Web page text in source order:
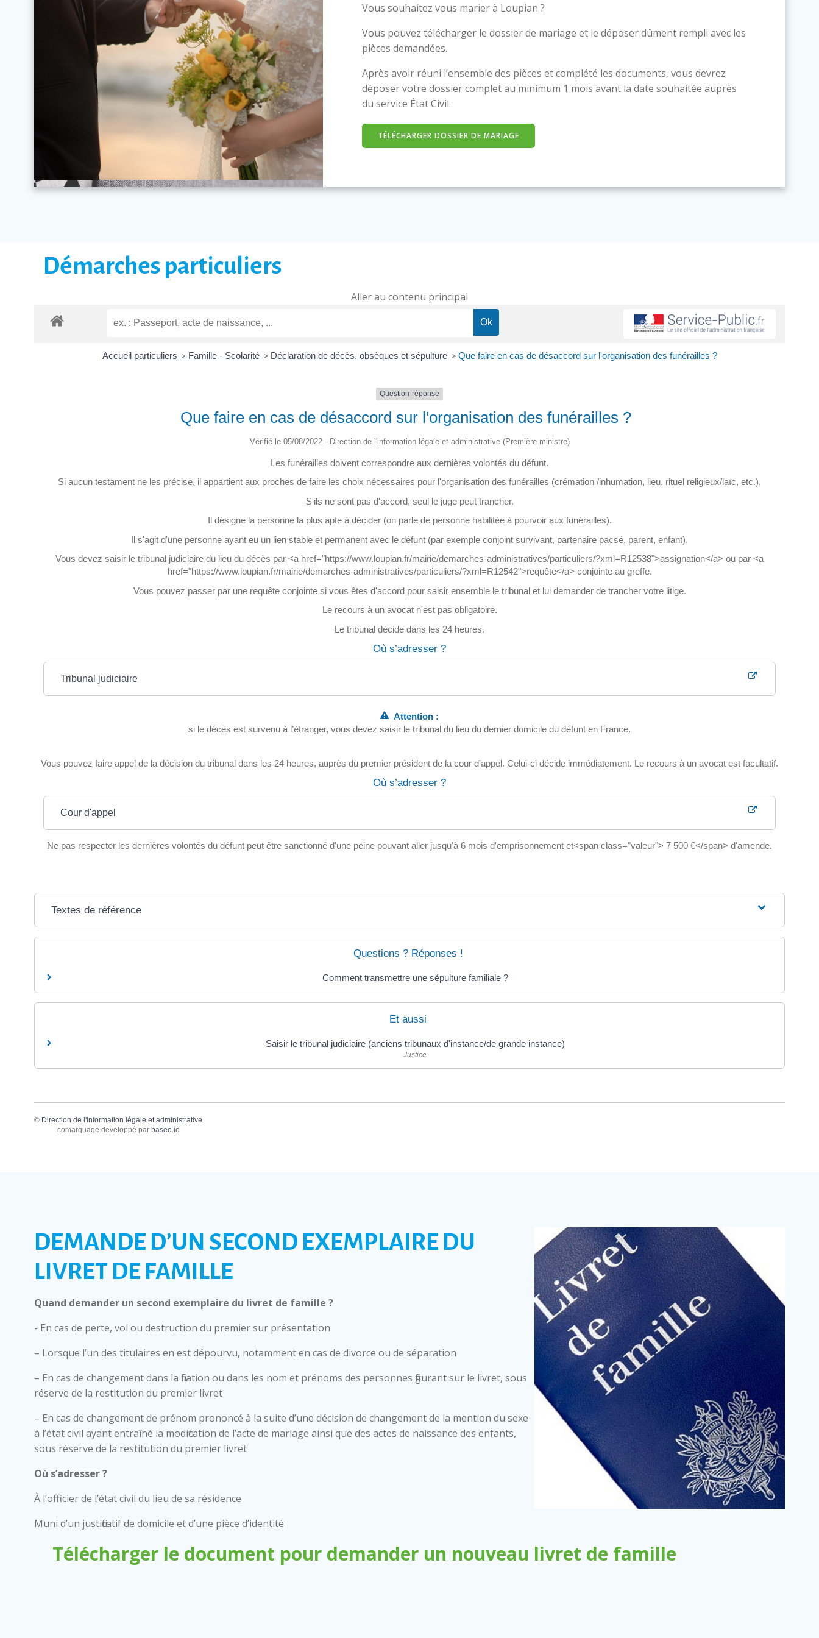
Vous souhaitez vous marier à Loupian ?
Vous pouvez télécharger le dossier de mariage et le déposer dûment rempli avec les
pièces demandées.
Après avoir réuni l’ensemble des pièces et complété les documents, vous devrez
déposer votre dossier complet au minimum 1 mois avant la date souhaitée auprès
du service État Civil.
TÉLÉCHARGER DOSSIER DE MARIAGE
Démarches particuliers
Aller au contenu principal
Accueil particuliers > Famille - Scolarité > Déclaration de décès, obsèques et sépulture > Que faire en cas de désaccord sur l'organisation des funérailles ?
Question-réponse
Que faire en cas de désaccord sur l'organisation des funérailles ?
Vérifié le 05/08/2022 - Direction de l'information légale et administrative (Première ministre)
Les funérailles doivent correspondre aux dernières volontés du défunt.
Si aucun testament ne les précise, il appartient aux proches de faire les choix nécessaires pour l'organisation des funérailles (crémation /inhumation, lieu, rituel religieux/laïc, etc.),
S'ils ne sont pas d'accord, seul le juge peut trancher.
Il désigne la personne la plus apte à décider (on parle de personne habilitée à pourvoir aux funérailles).
Il s'agit d'une personne ayant eu un lien stable et permanent avec le défunt (par exemple conjoint survivant, partenaire pacsé, parent, enfant).
Vous devez saisir le tribunal judiciaire du lieu du décès par <a href="https://www.loupian.fr/mairie/demarches-administratives/particuliers/?xml=R12538">assignation</a> ou par <a
href="https://www.loupian.fr/mairie/demarches-administratives/particuliers/?xml=R12542">requête</a> conjointe au greffe.
Vous pouvez passer par une requête conjointe si vous êtes d'accord pour saisir ensemble le tribunal et lui demander de trancher votre litige.
Le recours à un avocat n'est pas obligatoire.
Le tribunal décide dans les 24 heures.
Où s’adresser ?
Tribunal judiciaire
Attention :
si le décès est survenu à l’étranger, vous devez saisir le tribunal du lieu du dernier domicile du défunt en France.
Vous pouvez faire appel de la décision du tribunal dans les 24 heures, auprès du premier président de la cour d'appel. Celui-ci décide immédiatement. Le recours à un avocat est facultatif.
Où s’adresser ?
Cour d'appel
Ne pas respecter les dernières volontés du défunt peut être sanctionné d'une peine pouvant aller jusqu'à 6 mois d'emprisonnement et<span class="valeur"> 7 500 €</span> d'amende.
Textes de référence
Questions ? Réponses !
Comment transmettre une sépulture familiale ?
Et aussi
Saisir le tribunal judiciaire (anciens tribunaux d'instance/de grande instance)
Justice
© Direction de l'information légale et administrative
comarquage developpé par baseo.io
DEMANDE D’UN SECOND EXEMPLAIRE DU
LIVRET DE FAMILLE
Quand demander un second exemplaire du livret de famille ?
- En cas de perte, vol ou destruction du premier sur présentation
– Lorsque l’un des titulaires en est dépourvu, notamment en cas de divorce ou de séparation
– En cas de changement dans la filiation ou dans les nom et prénoms des personnes figurant sur le livret, sous
réserve de la restitution du premier livret
– En cas de changement de prénom prononcé à la suite d’une décision de changement de la mention du sexe
à l’état civil ayant entraîné la modification de l’acte de mariage ainsi que des actes de naissance des enfants,
sous réserve de la restitution du premier livret
Où s’adresser ?
À l’officier de l’état civil du lieu de sa résidence
Muni d’un justificatif de domicile et d’une pièce d’identité
Télécharger le document pour demander un nouveau livret de famille